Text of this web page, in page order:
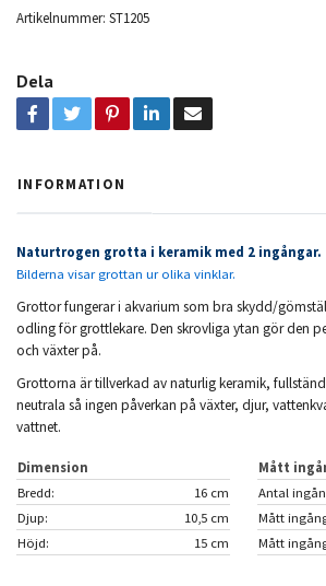
Artikelnummer: ST1205
Dela
INFORMATION
Naturtrogen grotta i keramik med 2 ingångar.
Bilderna visar grottan ur olika vinklar.
Grottor fungerar i akvarium som bra skydd/
odling för grottlekare. Den skrovliga ytan gör den
och växter på.
Grottorna är tillverkad av naturlig keramik,
neutrala så ingen påverkan på växter, djur,
vattnet.
Dimension
Mått
Bredd:
16 cm Antal
Djup:
10,5 cm Mått
Höjd:
15 cm Mått